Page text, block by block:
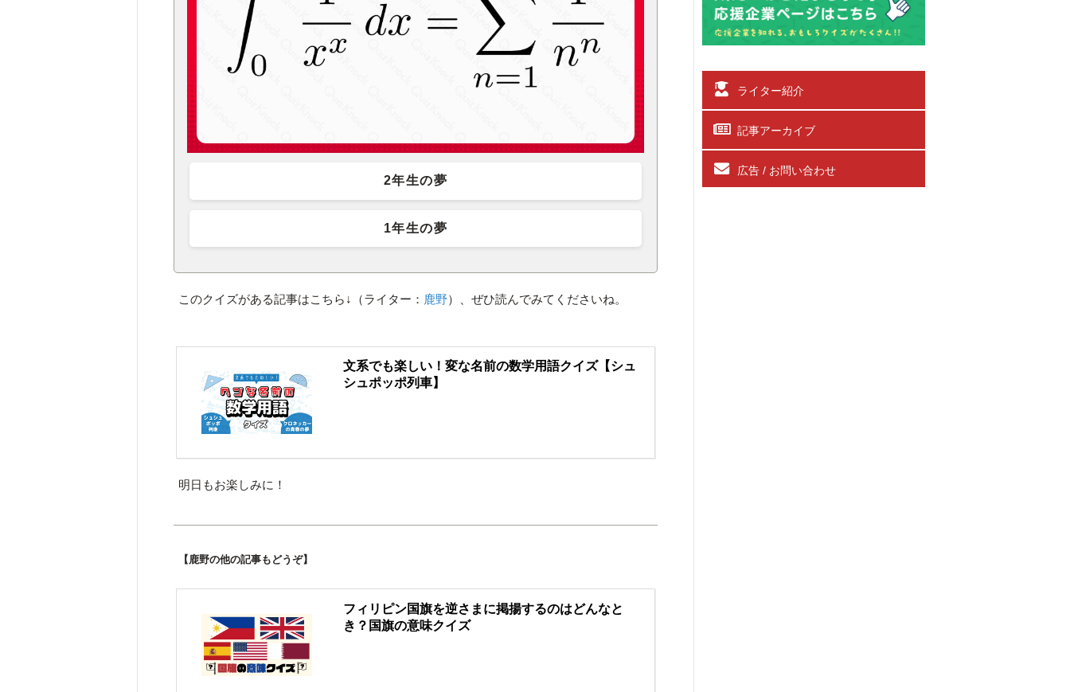
2年生の夢
1年生の夢
このクイズがある記事はこちら↓（ライター： 鹿野）、ぜひ読んでみてくださいね。
文系でも楽しい！変な名前の数学用語クイズ【シュ
シュポッポ列車】
明日もお楽しみに！
【鹿野の他の記事もどうぞ】
フィリピン国旗を逆さまに掲揚するのはどんなと
き？国旗の意味クイズ
ライター紹介
記事アーカイブ
広告 / お問い合わせ